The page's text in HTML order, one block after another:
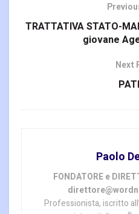
TRATTATIVA STATO-
giovane
Next
Paolo
FONDATORE e
Professionista, iscritto